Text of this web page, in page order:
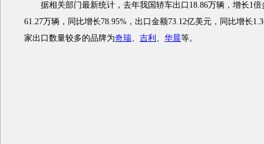
据相关部门最新统计，去年我国轿车出口18.86万辆，增长1倍
61.27万辆，同比增长78.95%，出口金额73.12亿美元，同比增长
家出口数量较多的品牌为奇瑞、 吉利 、 华晨等。